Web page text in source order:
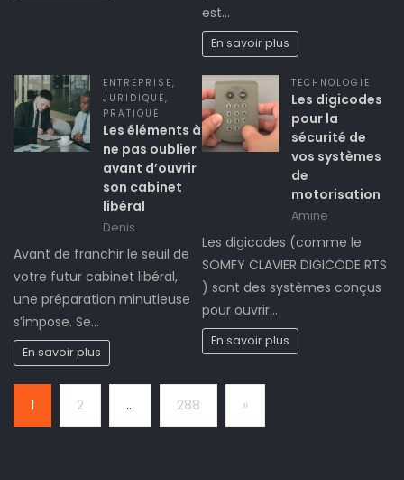
est…
En savoir plus
ENTREPRISE,
JURIDIQUE,
PRATIQUE
Les éléments à
ne pas oublier
avant d’ouvrir
son cabinet
libéral
Denis
Avant de franchir le seuil de
votre futur cabinet libéral,
une préparation minutieuse
s’impose. Se…
En savoir plus
TECHNOLOGIE
Les digicodes
pour la
sécurité de
vos systèmes
de
motorisation
Amine
Les digicodes (comme le
SOMFY CLAVIER DIGICODE RTS
) sont des systèmes conçus
pour ouvrir…
En savoir plus
1 2 … 288 Next
»